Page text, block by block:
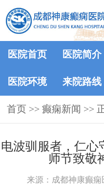
医院首页 医院简介
医院环境 来院路线
首页 >> 癫痫新闻 >>
电波驯服者，仁
师节致敬
来源：成都神康癫痫